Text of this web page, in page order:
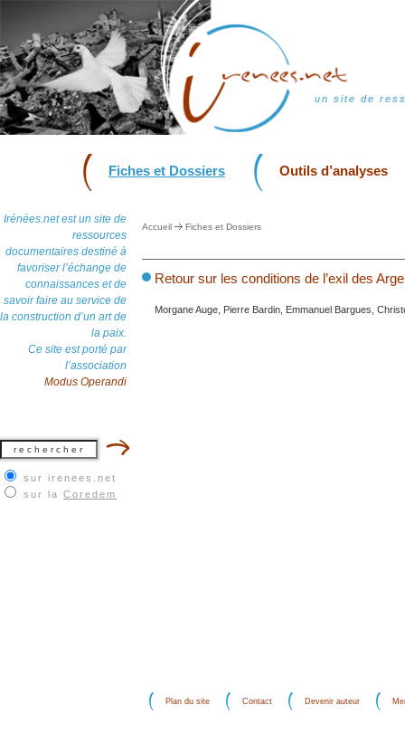
un site de
Fiches et Dossiers Outils d’analyses
Irénées.net est un site de
ressources
documentaires destiné à
favoriser l’échange de
connaissances et de
savoir faire au service de
la construction d’un art de
la paix.
Ce site est porté par
l’association
Modus Operandi
sur irenees.net
sur la Coredem
Accueil Fiches et Dossiers
Retour sur les conditions de l’exil des
Morgane Auge, Pierre Bardin, Emmanuel Bargues,
Plan du site Contact Devenir auteur